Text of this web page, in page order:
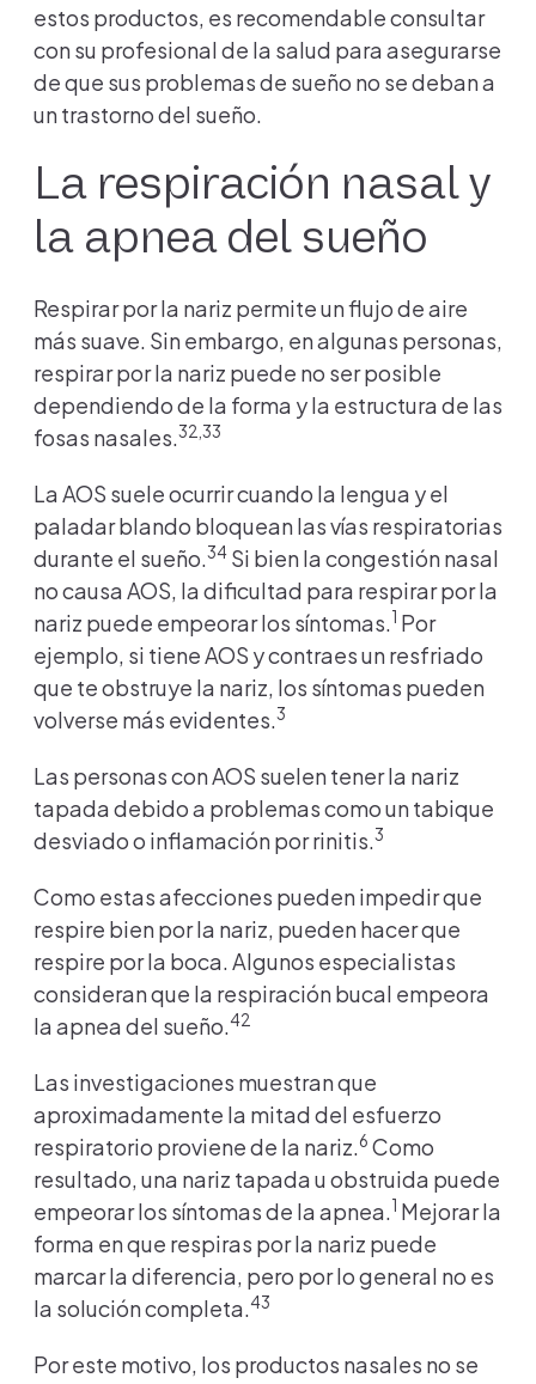
estos productos, es recomendable consultar
con su profesional de la salud para asegurarse
de que sus problemas de sueño no se deban a
un trastorno del sueño.
La respiración nasal y
la apnea del sueño
Respirar por la nariz permite un flujo de aire
más suave. Sin embargo, en algunas personas,
respirar por la nariz puede no ser posible
dependiendo de la forma y la estructura de las
fosas nasales.32,33
La AOS suele ocurrir cuando la lengua y el
paladar blando bloquean las vías respiratorias
durante el sueño.34 Si bien la congestión nasal
no causa AOS, la dificultad para respirar por la
nariz puede empeorar los síntomas.1 Por
ejemplo, si tiene AOS y contraes un resfriado
que te obstruye la nariz, los síntomas pueden
volverse más evidentes.3
Las personas con AOS suelen tener la nariz
tapada debido a problemas como un tabique
desviado o inflamación por rinitis.3
Como estas afecciones pueden impedir que
respire bien por la nariz, pueden hacer que
respire por la boca. Algunos especialistas
consideran que la respiración bucal empeora
la apnea del sueño.42
Las investigaciones muestran que
aproximadamente la mitad del esfuerzo
respiratorio proviene de la nariz.6 Como
resultado, una nariz tapada u obstruida puede
empeorar los síntomas de la apnea.1 Mejorar la
forma en que respiras por la nariz puede
marcar la diferencia, pero por lo general no es
la solución completa.43
Por este motivo, los productos nasales no se